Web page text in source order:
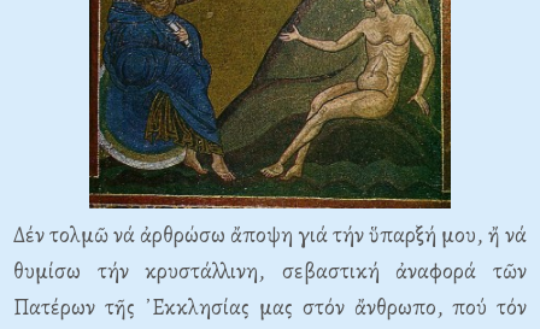
Δέν τολμῶ νά ἀρθρώσω ἄποψη γιά τήν ὕπαρξή μου, ἤ νά
θυμίσω τήν κρυστάλλινη, σεβαστική ἀναφορά τῶν
Πατέρων τῆς ᾿Εκκλησίας μας στόν ἄνθρωπο, πού τόν